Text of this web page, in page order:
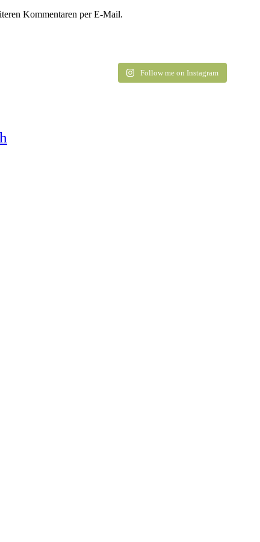
Kommentaren per E-Mail.
Follow me on Instagram